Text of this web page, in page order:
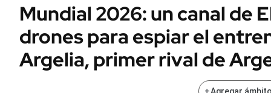
Campo
FINANZAS
Dólar
Sustentabilidad
Seguros
POLÍTICA
Mundial 2026: un canal de
drones para espiar el
Argelia, primer rival de